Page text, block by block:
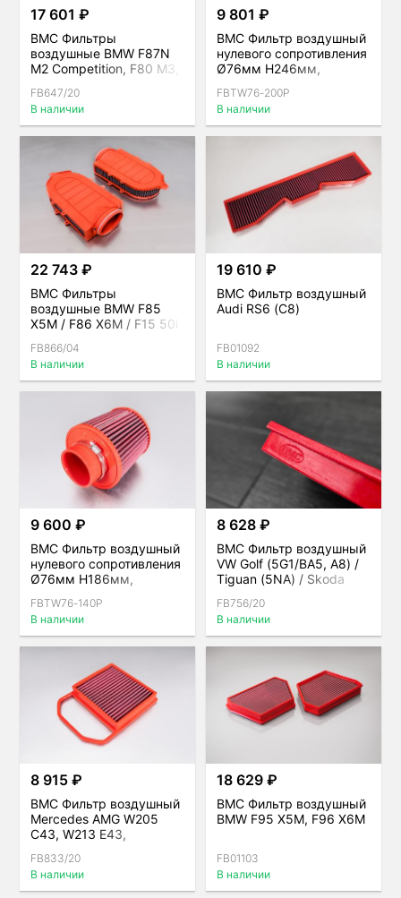
17 601 ₽
BMC Фильтры
воздушные BMW F87N
M2 Competition, F80 M3,
комплект
FB647/20
В наличии
9 801 ₽
BMC Фильтр воздушный
нулевого сопротивления
Ø76мм H246мм,
FBTW76-200P
В наличии
22 743 ₽
BMC Фильтры
воздушные BMW F85
X5M / F86 X6M / F15 50i
FB866/04
В наличии
19 610 ₽
BMC Фильтр воздушный
Audi RS6 (C8)
FB01092
В наличии
9 600 ₽
BMC Фильтр воздушный
нулевого сопротивления
Ø76мм H186мм,
FBTW76-140P
В наличии
8 628 ₽
BMC Фильтр воздушный
VW Golf (5G1/BA5, A8) /
Tiguan (5NA) / Skoda
FB756/20
В наличии
8 915 ₽
BMC Фильтр воздушный
Mercedes AMG W205
C43, W213 E43,
FB833/20
В наличии
18 629 ₽
BMC Фильтр воздушный
BMW F95 X5M, F96 X6M
FB01103
В наличии